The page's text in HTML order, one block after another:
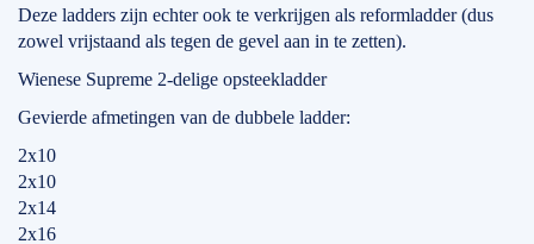
Deze ladders zijn echter ook te verkrijgen als reformladder (dus
zowel vrijstaand als tegen de gevel aan in te zetten).
Wienese Supreme 2-delige opsteekladder
Gevierde afmetingen van de dubbele ladder:
2x10
2x10
2x14
2x16